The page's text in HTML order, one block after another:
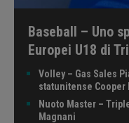
Baseball – Uno
Europei U18 di
Volley – Gas Sales
statunitense Cooper
Nuoto Master –
Magnani